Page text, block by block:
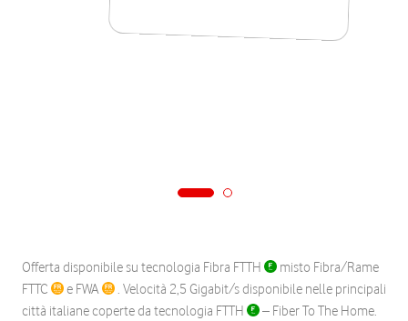
Offerta disponibile su tecnologia Fibra FTTH
misto Fibra/Rame
FTTC
e FWA
. Velocità 2,5 Gigabit/s disponibile nelle principali
città italiane coperte da tecnologia FTTH
– Fiber To The Home.